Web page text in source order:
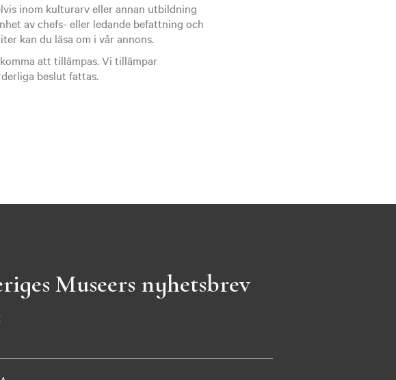
inom kulturarv eller annan utbildning
av chefs- eller ledande befattning och
kan du läsa om i vår annons.
att tillämpas. Vi tillämpar
beslut fattas.
Museers nyhetsbrev